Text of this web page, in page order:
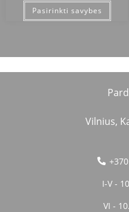
Pasirinkti savybes
Vilnius,
I-V -
VI -